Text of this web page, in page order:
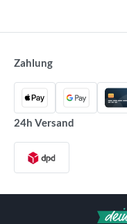
Zahlung
24h Versand